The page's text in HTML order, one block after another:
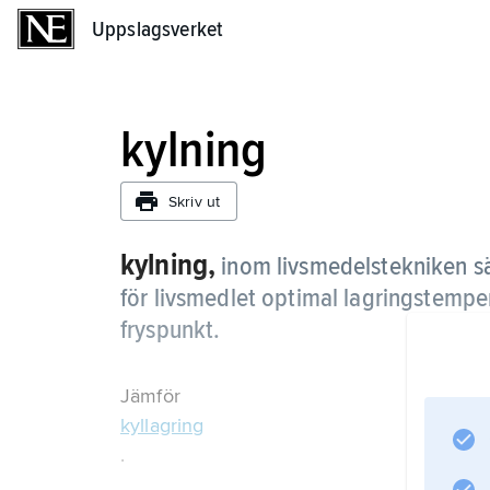
Uppslagsverket
kylning
Skriv ut
kylning, inom livsmedelstekniken
för livsmedlet optimal
fryspunkt.
Jämför
kyllagring
.